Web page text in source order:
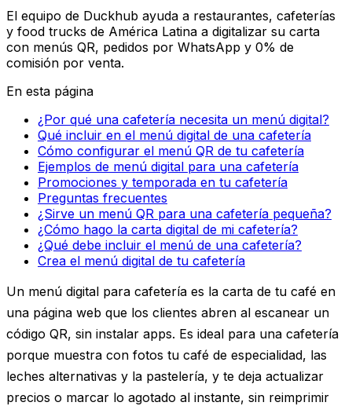
El equipo de Duckhub ayuda a restaurantes, cafeterías
y food trucks de América Latina a digitalizar su carta
con menús QR, pedidos por WhatsApp y 0% de
comisión por venta.
En esta página
¿Por qué una cafetería necesita un menú digital?
Qué incluir en el menú digital de una cafetería
Cómo configurar el menú QR de tu cafetería
Ejemplos de menú digital para una cafetería
Promociones y temporada en tu cafetería
Preguntas frecuentes
¿Sirve un menú QR para una cafetería pequeña?
¿Cómo hago la carta digital de mi cafetería?
¿Qué debe incluir el menú de una cafetería?
Crea el menú digital de tu cafetería
Un menú digital para cafetería es la carta de tu café en
una página web que los clientes abren al escanear un
código QR, sin instalar apps. Es ideal para una cafetería
porque muestra con fotos tu café de especialidad, las
leches alternativas y la pastelería, y te deja actualizar
precios o marcar lo agotado al instante, sin reimprimir